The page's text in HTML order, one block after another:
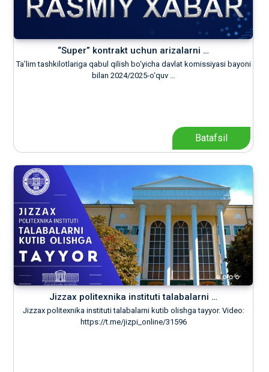
“Super” kontrakt uchun arizalarni …
Ta’lim tashkilotlariga qabul qilish bo‘yicha davlat komissiyasi bayoni
bilan 2024/2025-o‘quv …
Batafsil
Jizzax politexnika instituti talabalarni …
Jizzax politexnika instituti talabalarni kutib olishga tayyor. Video:
https://t.me/jizpi_online/31596